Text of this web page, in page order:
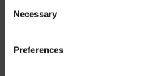
Selection
Necessary
Preferences